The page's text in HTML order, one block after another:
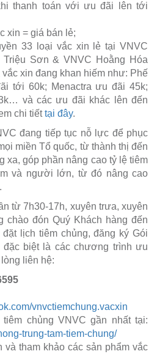
thanh toán với ưu đãi lên tới
xin = giá bán lẻ;
33 loại vắc xin lẻ tại VNVC
Sơn & VNVC Hoằng Hóa
vắc xin đang khan hiếm như: Phế
tới 60k; Menactra ưu đãi 45k;
và các ưu đãi khác lên đến
chi tiếttại đây.
đang tiếp tục nỗ lực để phục
miền Tổ quốc, từ thành thị đến
xa, góp phần nâng cao tỷ lệ tiêm
và người lớn, từ đó nâng cao
từ 7h30-17h, xuyên trưa, xuyên
chào đón Quý Khách hàng đến
lịch tiêm chủng, đăng ký Gói
biệt là các chương trình ưu
liên hệ:
vnvctiemchung.vacxin
chủng VNVC gần nhất tại:
trung-tam-tiem-chung/
và tham khảo các sản phẩm vắc